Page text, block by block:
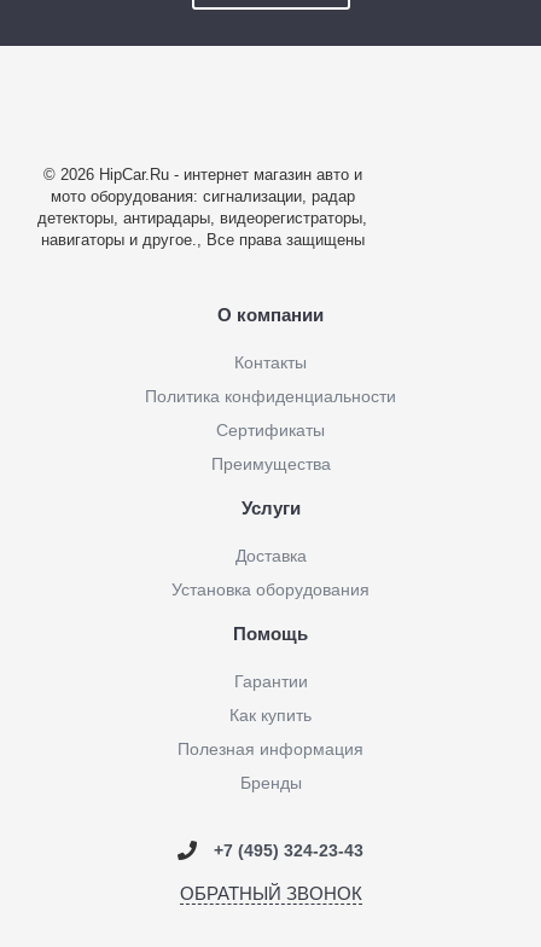
© 2026 HipCar.Ru - интернет магазин авто и
мото оборудования: сигнализации, радар
детекторы, антирадары, видеорегистраторы,
навигаторы и другое., Все права защищены
О компании
Контакты
Политика конфиденциальности
Сертификаты
Преимущества
Услуги
Доставка
Установка оборудования
Помощь
Гарантии
Как купить
Полезная информация
Бренды
+7 (495) 324-23-43
ОБРАТНЫЙ ЗВОНОК